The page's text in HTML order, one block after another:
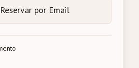
Reservar por Email